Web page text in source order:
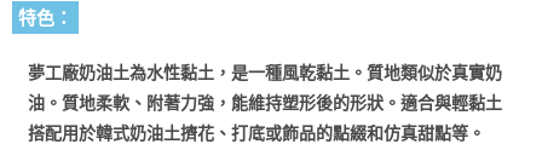
特色：
夢工廠奶油土為水性黏土，是一種風乾黏土。 質地類似於真實奶
油。質地柔軟、附著力強，能維持塑形後的形狀。適合與輕黏土
搭配用於韓式奶油土擠花、 打底或飾品的點綴和仿真甜點等。